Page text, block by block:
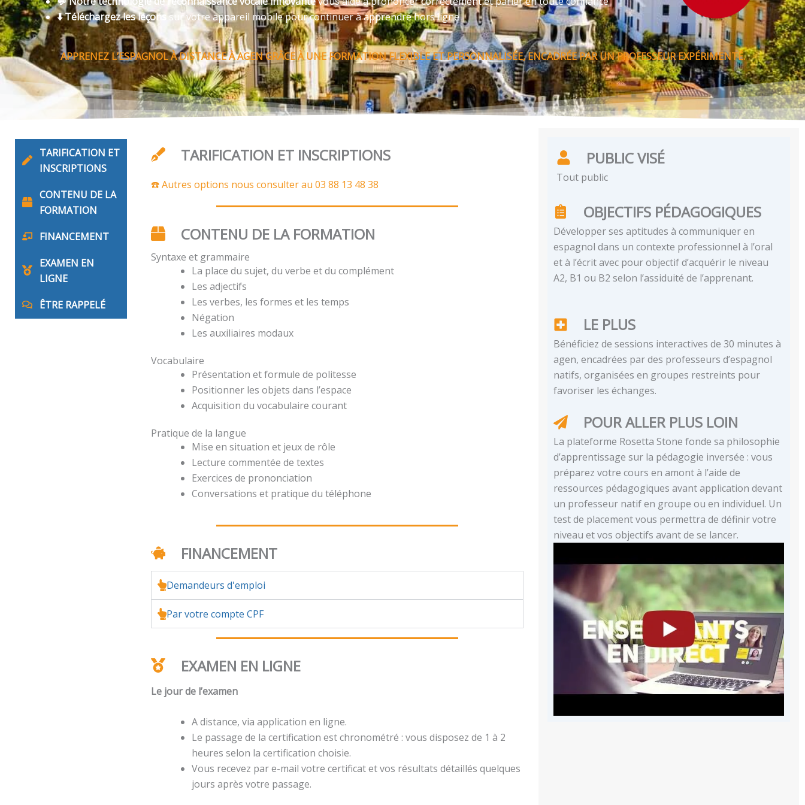
⬇️ Téléchargez les leçons sur votre appareil mobile pour continuer à apprendre hors ligne
APPRENEZ L’ESPAGNOL À DISTANCE À AGEN GRÂCE À UNE FORMATION FLEXIBLE ET PERSONNALISÉE, ENCADRÉE PAR UN PROFESSEUR EXPÉRIMENTÉ.
TARIFICATION ET
INSCRIPTIONS
CONTENU DE LA
FORMATION
FINANCEMENT
EXAMEN EN
LIGNE
ÊTRE RAPPELÉ
TARIFICATION ET INSCRIPTIONS
☎️ Autres options nous consulter au 03 88 13 48 38
CONTENU DE LA FORMATION
Syntaxe et grammaire
La place du sujet, du verbe et du complément
Les adjectifs
Les verbes, les formes et les temps
Négation
Les auxiliaires modaux
Vocabulaire
Présentation et formule de politesse
Positionner les objets dans l’espace
Acquisition du vocabulaire courant
Pratique de la langue
Mise en situation et jeux de rôle
Lecture commentée de textes
Exercices de prononciation
Conversations et pratique du téléphone
FINANCEMENT
Demandeurs d'emploi
Par votre compte CPF
EXAMEN EN LIGNE
Le jour de l’examen
A distance, via application en ligne.
Le passage de la certification est chronométré : vous disposez de 1 à 2
heures selon la certification choisie.
Vous recevez par e-mail votre certificat et vos résultats détaillés quelques
jours après votre passage.
PUBLIC VISÉ
Tout public
OBJECTIFS PÉDAGOGIQUES
Développer ses aptitudes à communiquer en
espagnol dans un contexte professionnel à l’oral
et à l’écrit avec pour objectif d’acquérir le niveau
A2, B1 ou B2 selon l’assiduité de l’apprenant.
LE PLUS
Bénéficiez de sessions interactives de 30 minutes à
agen, encadrées par des professeurs d’espagnol
natifs, organisées en groupes restreints pour
favoriser les échanges.
POUR ALLER PLUS LOIN
La plateforme Rosetta Stone fonde sa philosophie
d’apprentissage sur la pédagogie inversée : vous
préparez votre cours en amont à l’aide de
ressources pédagogiques avant application devant
un professeur natif en groupe ou en individuel. Un
test de placement vous permettra de définir votre
niveau et vos objectifs avant de se lancer.